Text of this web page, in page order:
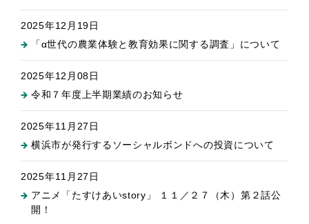
2025年12月19日
「α世代の農業体験と教育効果に関する調査」について
2025年12月08日
令和７年度上半期業績のお知らせ
2025年11月27日
横浜市が発行するソーシャルボンドへの投資について
2025年11月27日
アニメ「たすけあいstory」 １１／２７（木）第２話公
開！